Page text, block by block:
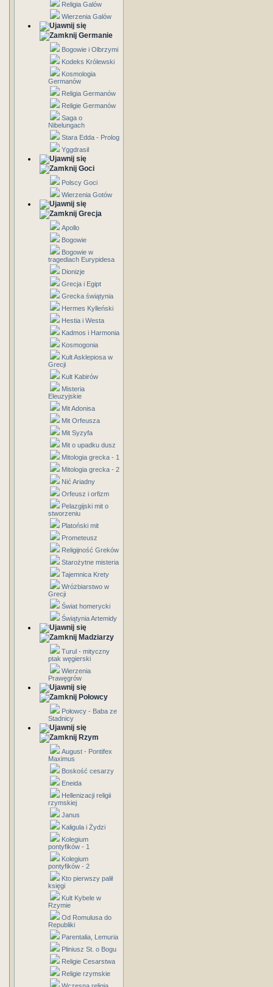
Religia Galów
Wierzenia Galów
Germanie
Bogowie i Olbrzymi
Kodeks Królewski
Kosmologia
Germanów
Religia Germanów
Religie Germanów
Saga o
Nibelungach
Stara Edda - Prolog
Yggdrasil
Goci
Polscy Goci
Wierzenia Gotów
Grecja
Apollo
Bogowie
Bogowie w
tragediach Eurypidesa
Dionizje
Grecja i Egipt
Grecka świątynia
Hermes Kylleński
Hestia i Westa
Kadmos i Harmonia
Kosmogonia
Kult Asklepiosa w
Grecji
Kult Kabirów
Misteria
Eleuzyjskie
Mit Adonisa
Mit Orfeusza
Mit Syzyfa
Mit o upadku dusz
Mitologia grecka - 1
Mitologia grecka - 2
Nić Ariadny
Orfeusz i orfizm
Pelazgijski mit o
stworzeniu
Platoński mit
Prometeusz
Religijność Greków
Starożytne misteria
Tajemnica Krety
Wróżbiarstwo w
Grecji
Świat homerycki
Świątynia Artemidy
Madziarzy
Turul - mityczny
ptak węgierski
Wierzenia
Prawęgrów
Połowcy
Połowcy - Baba ze
Stadnicy
Rzym
August - Pontifex
Maximus
Boskość cesarzy
Eneida
Hellenizacji religii
rzymskiej
Janus
Kaligula i Żydzi
Kolegium
pontyfików - 1
Kolegium
pontyfików - 2
Kto pierwszy palił
księgi
Kult Kybele w
Rzymie
Od Romulusa do
Republiki
Parentalia, Lemuria
Pliniusz St. o Bogu
Religie Cesarstwa
Religie rzymskie